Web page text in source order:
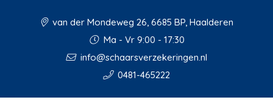
van der Mondeweg 26, 6685 BP, Haalderen
Ma - Vr 9:00 - 17:30
info@schaarsverzekeringen.nl
0481-465222